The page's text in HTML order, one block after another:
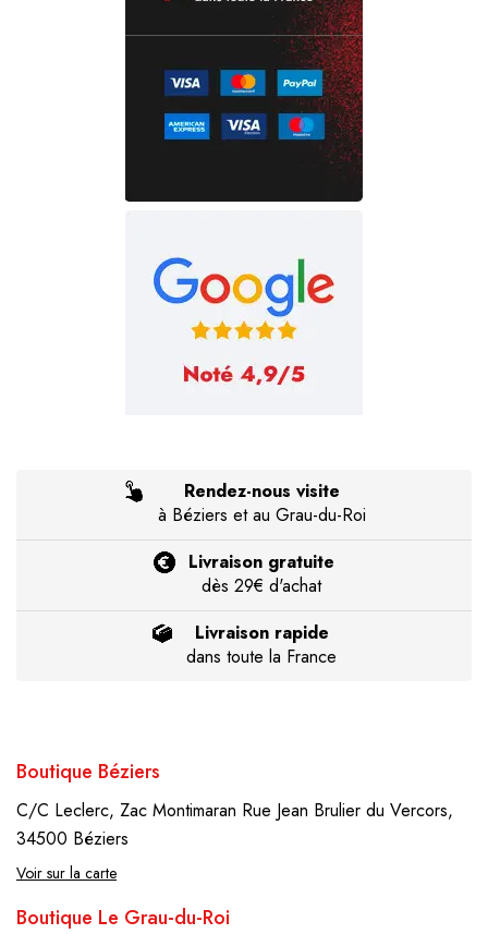
Rendez-nous visite
à Béziers et au Grau-du-Roi
Livraison gratuite
dès 29€ d'achat
Livraison rapide
dans toute la France
Boutique Béziers
C/C Leclerc, Zac Montimaran Rue Jean Brulier du Vercors,
34500 Béziers
Voir sur la carte
Boutique Le Grau-du-Roi